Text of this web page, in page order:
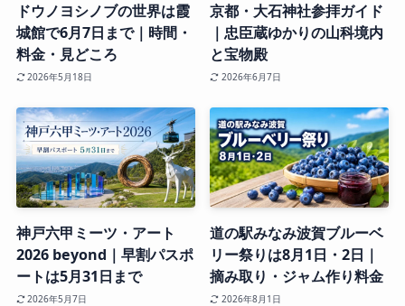
ドウノヨシノブの世界は霞
城館で6月7日まで｜時間・
料金・見どころ
2026年5月18日
京都・大石神社参拝ガイド
｜忠臣蔵ゆかりの山科境内
と宝物殿
2026年6月7日
神戸六甲ミーツ・アート
2026 beyond｜早割パスポ
ートは5月31日まで
2026年5月7日
道の駅みなみ波賀ブルーベ
リー祭りは8月1日・2日｜
摘み取り・ジャム作り料金
2026年8月1日